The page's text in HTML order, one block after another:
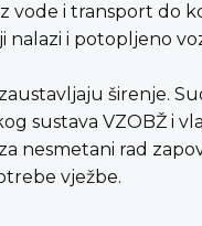
vode i transport do
nalazi i potopljeno
širenje.
sustava VZOBŽ i
nesmetani rad
vježbe.